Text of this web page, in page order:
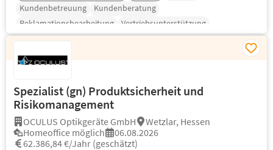
Kundenbetreuung
Kundenberatung
Reklamationsbearbeitung
Vertriebsunterstützung
Spezialist (gn) Produktsicherheit und
Risikomanagement
OCULUS Optikgeräte GmbH
Wetzlar, Hessen
Homeoffice möglich
06.08.2026
62.386,84 €/Jahr (geschätzt)